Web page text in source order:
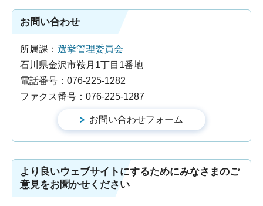
お問い合わせ
所属課： 選挙管理委員会
石川県金沢市鞍月1丁目1番地
電話番号：076-225-1282
ファクス番号：076-225-1287
より良いウェブサイトにするためにみなさまのご
意見をお聞かせください